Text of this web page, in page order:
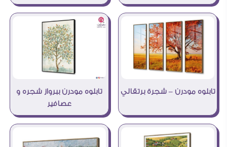
تابلوه مودرن – شجرة برتقالي
تابلوه مودرن ببرواز شجره و
عصافير